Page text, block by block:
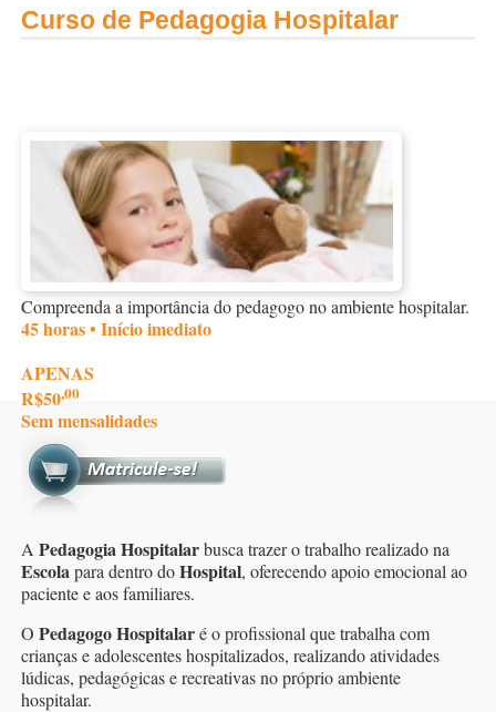
Curso de Pedagogia Hospitalar
Compreenda a importância do pedagogo no ambiente hospitalar.
45 horas • Início imediato
APENAS
R$50,00
Sem mensalidades
A Pedagogia Hospitalarbusca trazer o trabalho realizado na
Escolapara dentro doHospital, oferecendo apoio emocional ao
paciente e aos familiares.
O Pedagogo Hospitalaré o profissional que trabalha com
crianças e adolescentes hospitalizados, realizando atividades
lúdicas, pedagógicas e recreativas no próprio ambiente
hospitalar.